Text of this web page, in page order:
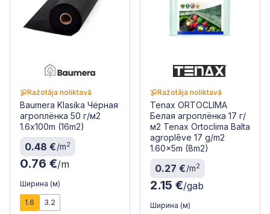
Ražotāja noliktavā
Baumera Klasika Чёрная
агроплёнка 50 г/м2
1.6x100m (16m2)
0.48 €/m2
0.76 €/m
Ширина (м)
1.6 3.2
Ražotāja noliktavā
Tenax ORTOCLIMA
Белая агроплёнка 17 г/
м2 Tenax Ortoclima Balta
agroplēve 17 g/m2
1.60x5m (8m2)
0.27 €/m2
2.15 €/gab
Ширина (м)